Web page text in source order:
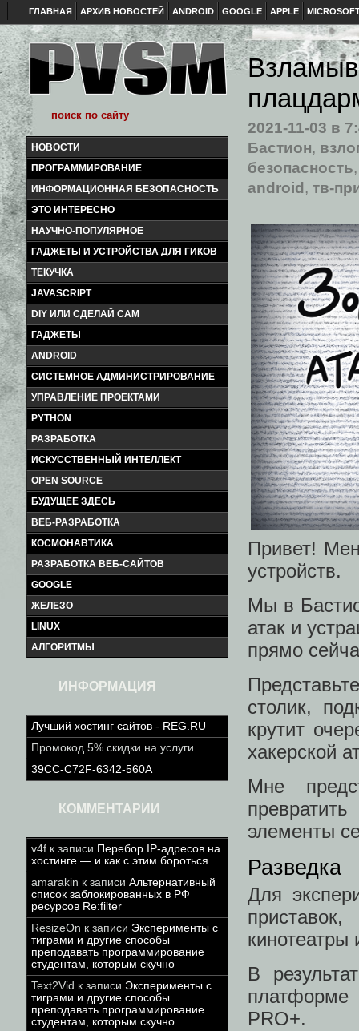
ГЛАВНАЯ АРХИВ НОВОСТЕЙ ANDROID GOOGLE APPLE
НОВОСТИ
ПРОГРАММИРОВАНИЕ
ИНФОРМАЦИОННАЯ БЕЗОПАСНОСТЬ
ЭТО ИНТЕРЕСНО
НАУЧНО-ПОПУЛЯРНОЕ
ГАДЖЕТЫ И УСТРОЙСТВА ДЛЯ ГИКОВ
ТЕКУЧКА
JAVASCRIPT
DIY ИЛИ СДЕЛАЙ САМ
ГАДЖЕТЫ
ANDROID
СИСТЕМНОЕ АДМИНИСТРИРОВАНИЕ
УПРАВЛЕНИЕ ПРОЕКТАМИ
PYTHON
РАЗРАБОТКА
ИСКУССТВЕННЫЙ ИНТЕЛЛЕКТ
OPEN SOURCE
БУДУЩЕЕ ЗДЕСЬ
ВЕБ-РАЗРАБОТКА
КОСМОНАВТИКА
РАЗРАБОТКА ВЕБ-САЙТОВ
GOOGLE
ЖЕЛЕЗО
LINUX
АЛГОРИТМЫ
ИНФОРМАЦИЯ
Лучший хостинг сайтов - REG.RU
Промокод 5% скидки на услуги
39CC-C72F-6342-560A
КОММЕНТАРИИ
v4f к записи Перебор IP-адресов на
хостинге — и как с этим бороться
amarakin к записи Альтернативный
список заблокированных в РФ
ресурсов Re:filter
ResizeOn к записи Эксперименты с
тиграми и другие способы
преподавать программирование
студентам, которым скучно
Text2Vid к записи Эксперименты с
тиграми и другие способы
преподавать программирование
студентам, которым скучно
2021-11-03 в
Бастион,
безопасность
android, тв-
Привет!
устройств.
Мы в
атак и
прямо
столик,
крутит
хакерской
Мне
элементы
Разведка
Для
кинотеатры
В
платформе
PRO+.